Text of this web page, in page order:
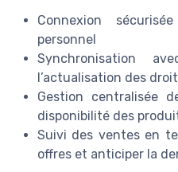
Connexion
personnel
Synchronisation
l’actualisation des
Gestion centralisée
disponibilité des
Suivi des ventes en
offres et anticiper la